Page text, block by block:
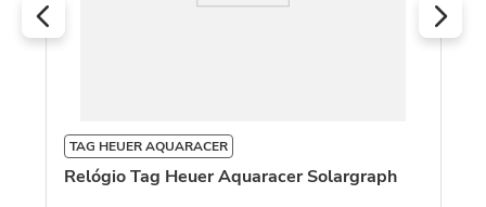
TAG HEUER AQUARACER
Relógio Tag Heuer Aquaracer Solargraph